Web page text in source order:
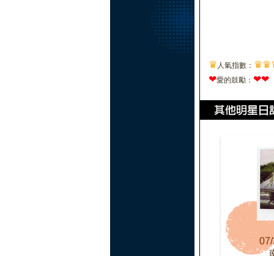
♛ 人氣指數： ♛♛
❤愛的鼓勵： ❤❤